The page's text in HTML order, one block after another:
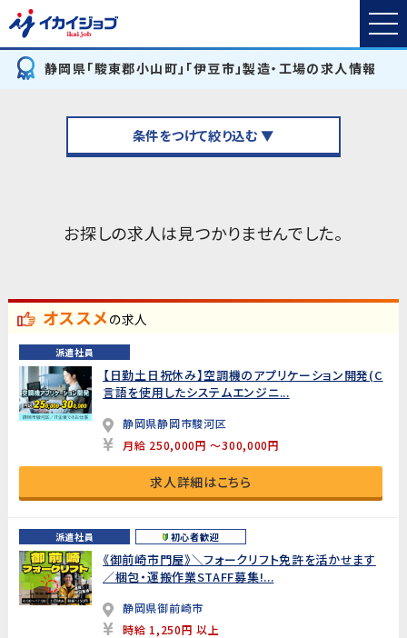
静岡県「駿東郡小山町」「伊豆市」製造・工場の求人情報
条件をつけて絞り込む ▼
お探しの求人は見つかりませんでした。
オススメの求人
派遣社員
【日勤土日祝休み】空調機のアプリケーション開発(C
言語を使用したシステムエンジニ...
静岡県静岡市駿河区
月給 250,000円 ～300,000円
求人詳細はこちら
派遣社員 初心者歓迎
《御前崎市門屋》＼フォークリフト免許を活かせます
／梱包・運搬作業STAFF募集!...
静岡県御前崎市
時給 1,250円 以上